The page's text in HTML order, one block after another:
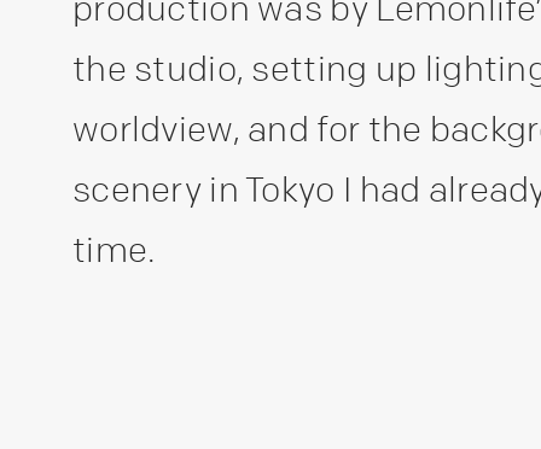
the studio, setting up
worldview, and for the
scenery in Tokyo I had
time.